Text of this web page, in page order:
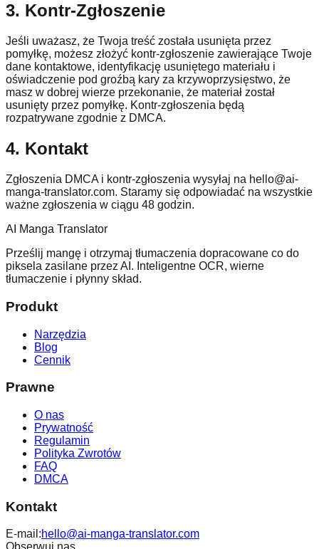
3. Kontr-Zgłoszenie
Jeśli uważasz, że Twoja treść została usunięta przez
pomyłkę, możesz złożyć kontr-zgłoszenie zawierające Twoje
dane kontaktowe, identyfikację usuniętego materiału i
oświadczenie pod groźbą kary za krzywoprzysięstwo, że
masz w dobrej wierze przekonanie, że materiał został
usunięty przez pomyłkę. Kontr-zgłoszenia będą
rozpatrywane zgodnie z DMCA.
4. Kontakt
Zgłoszenia DMCA i kontr-zgłoszenia wysyłaj na hello@ai-
manga-translator.com. Staramy się odpowiadać na wszystkie
ważne zgłoszenia w ciągu 48 godzin.
AI Manga Translator
Prześlij mangę i otrzymaj tłumaczenia dopracowane co do
piksela zasilane przez AI. Inteligentne OCR, wierne
tłumaczenie i płynny skład.
Produkt
Narzędzia
Blog
Cennik
Prawne
O nas
Prywatność
Regulamin
Polityka Zwrotów
FAQ
DMCA
Kontakt
E-mail:hello@ai-manga-translator.com